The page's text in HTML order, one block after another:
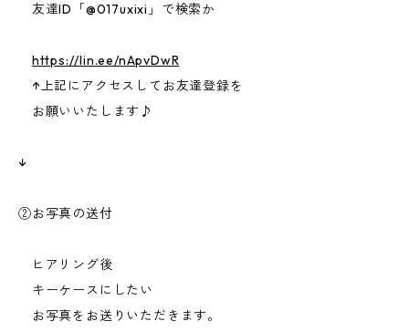
友達ID「@017uxixi」で検索か
https://lin.ee/nApvDwR
↑上記にアクセスしてお友達登録を
お願いいたします♪
↓
②お写真の送付
ヒアリング後
キーケースにしたい
お写真をお送りいただきます。